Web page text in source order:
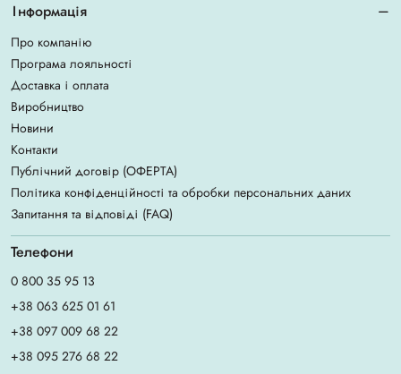
Інформація
Про компанію
Програма лояльності
Доставка і оплата
Виробництво
Новини
Контакти
Публічний договір (ОФЕРТА)
Політика конфіденційності та обробки персональних даних
Запитання та відповіді (FAQ)
Телефони
0 800 35 95 13
+38 063 625 01 61
+38 097 009 68 22
+38 095 276 68 22